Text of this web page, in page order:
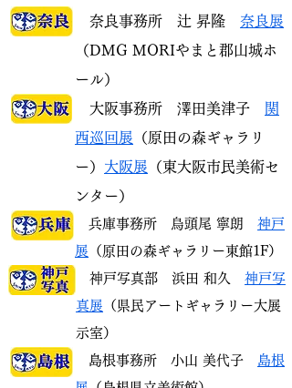
奈良事務所 辻 昇隆 奈良展
（DMG MORIやまと郡山城ホ
ール）
大阪事務所 澤田美津子
関
西巡回展 （原田の森ギャラリ
ー） 大阪展 （東大阪市民美術セ
ンター）
兵庫事務所 烏頭尾 寧朗 神戸
展 （原田の森ギャラリー東館1F）
神戸写真部 浜田 和久 神戸写
真展 （県民アートギャラリー大展
示室）
島根事務所 小山 美代子 島根